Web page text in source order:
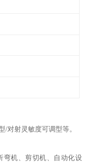
/对射灵敏度可调型等。
弯机、剪切机、自动化设